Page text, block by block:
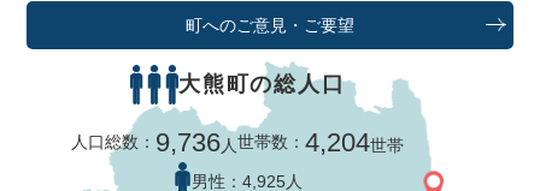
町へのご意見・ご要望
大熊町の総人口
人口総数： 9,736人世帯数：4,204世帯
男性： 4,925人